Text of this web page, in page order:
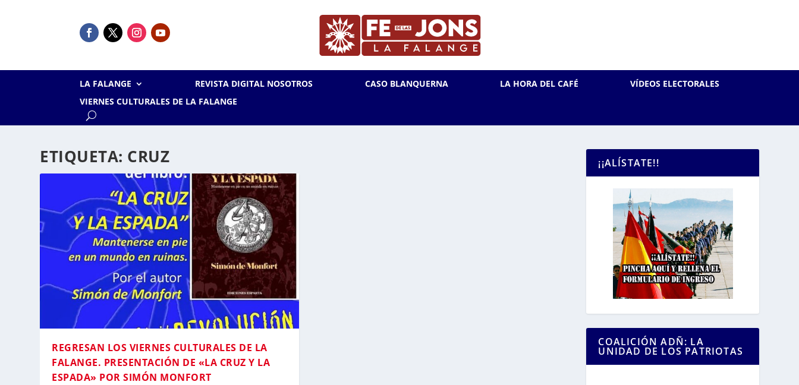
LA FALANGE REVISTA DIGITAL NOSOTROS CASO BLANQUERNA LA HORA DEL CAFÉ
VÍDEOS ELECTORALES
VIERNES CULTURALES DE LA FALANGE
ETIQUETA: CRUZ
REGRESAN LOS VIERNES CULTURALES DE LA
FALANGE. PRESENTACIÓN DE «LA CRUZ Y LA
ESPADA» POR SIMÓN MONFORT
¡¡ALÍSTATE!!
COALICIÓN ADÑ: LA
UNIDAD DE LOS PATRIOTAS